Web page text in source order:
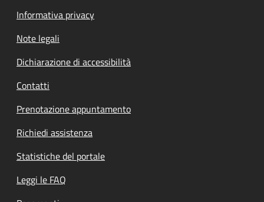
Informativa privacy
Note legali
Dichiarazione di accessibilità
Contatti
Prenotazione appuntamento
Richiedi assistenza
Statistiche del portale
Leggi le FAQ